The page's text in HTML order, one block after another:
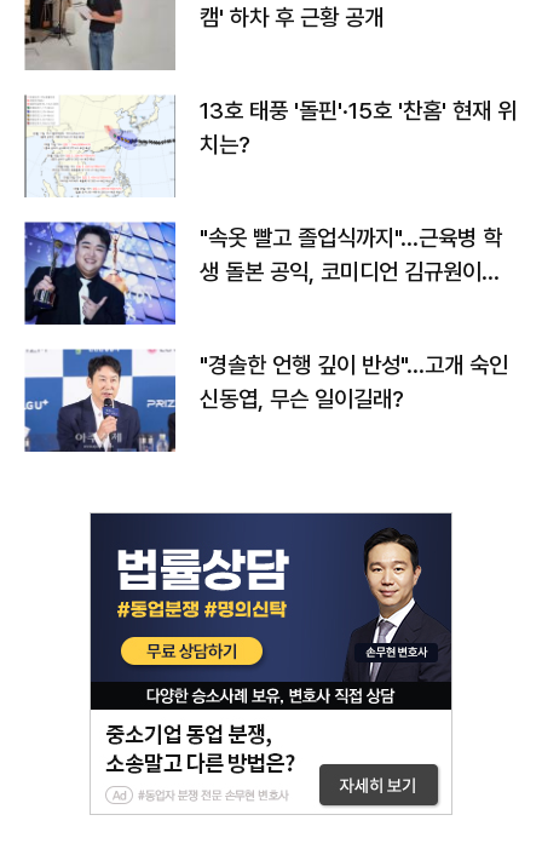
캠' 하차 후 근황 공개
13호 태풍 '돌핀'·15호 '찬홈' 현재 위
치는?
"속옷 빨고 졸업식까지"…근육병 학
생 돌본 공익, 코미디언 김규원이었
"경솔한 언행 깊이 반성"…고개 숙인
신동엽, 무슨 일이길래?